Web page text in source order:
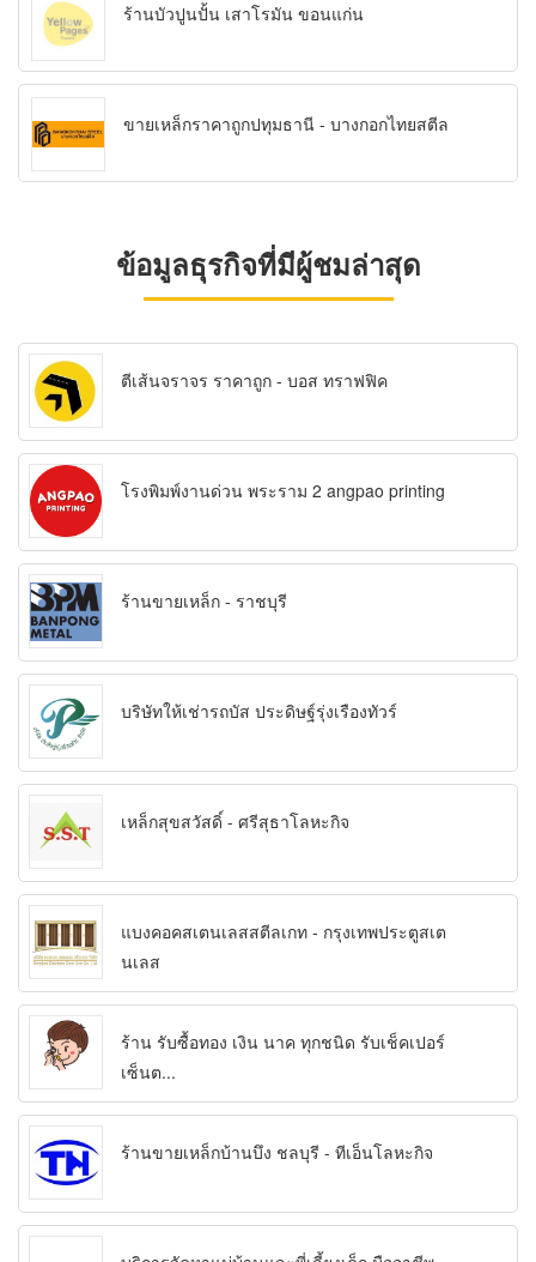
ร้านบัวปูนปั้น เสาโรมัน ขอนแก่น
ขายเหล็กราคาถูกปทุมธานี - บางกอกไทยสตีล
ข้อมูลธุรกิจที่มีผู้ชมล่าสุด
ตีเส้นจราจร ราคาถูก - บอส ทราฟฟิค
โรงพิมพ์งานด่วน พระราม 2 angpao printing
ร้านขายเหล็ก - ราชบุรี
บริษัทให้เช่ารถบัส ประดิษฐ์รุ่งเรืองทัวร์
เหล็กสุขสวัสดิ์ - ศรีสุธาโลหะกิจ
แบงคอคสเตนเลสสตีลเกท - กรุงเทพประตูสเต
นเลส
ร้าน รับซื้อทอง เงิน นาค ทุกชนิด รับเช็คเปอร์
เซ็นต...
ร้านขายเหล็กบ้านบึง ชลบุรี - ทีเอ็นโลหะกิจ